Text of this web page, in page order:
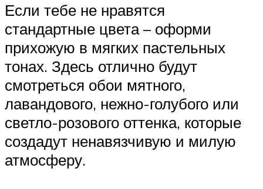
Если тебе не нравятся
стандартные цвета – оформи
прихожую в мягких пастельных
тонах. Здесь отлично будут
смотреться обои мятного,
лавандового, нежно-голубого или
светло-розового оттенка, которые
создадут ненавязчивую и милую
атмосферу.